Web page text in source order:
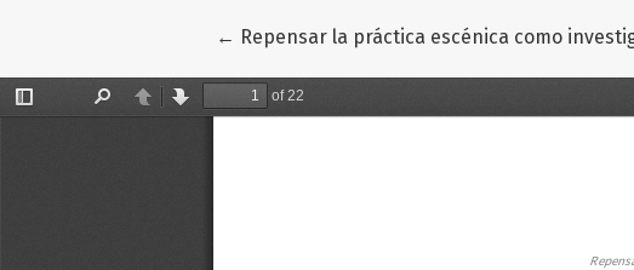
← Volver a los detalles del artículo
Repensar la práctica escénica como